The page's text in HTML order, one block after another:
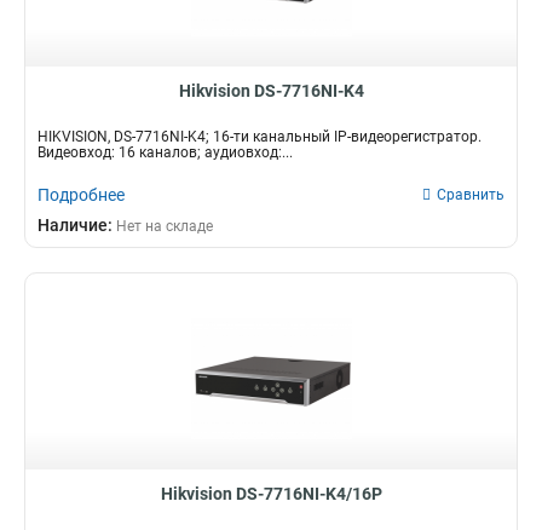
Hikvision DS-7716NI-K4
HIKVISION, DS-7716NI-K4; 16-ти канальный IP-видеорегистратор.
Видеовход: 16 каналов; аудиовход:...
Подробнее Сравнить
Наличие: Нет на складе
Hikvision DS-7716NI-K4/16P